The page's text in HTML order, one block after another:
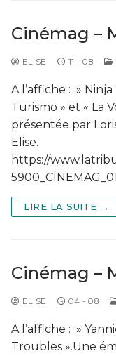
Cinémag –
ELISE 11 - 08
A l’affiche : »
Turismo » et « La
présentée par
Elise.
https://
LIRE LA SUITE →
Cinémag –
ELISE 04 - 08
A l’affiche : »
Troubles ».Une